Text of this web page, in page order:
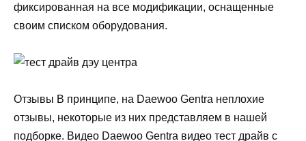
фиксированная на все модификации, оснащенные
своим списком оборудования.
Отзывы В принципе, на Daewoo Gentra неплохие
отзывы, некоторые из них представляем в нашей
подборке. Видео Daewoo Gentra видео тест драйв с